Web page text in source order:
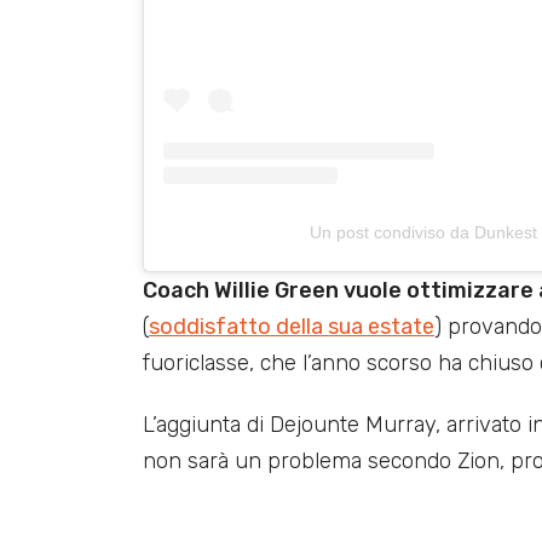
Un post condiviso da
Coach Willie Green vuole
(soddisfatto della sua estate)
fuoriclasse, che l’anno scorso ha
L’aggiunta di Dejounte Murray, arrivato
non sarà un problema secondo Zion,